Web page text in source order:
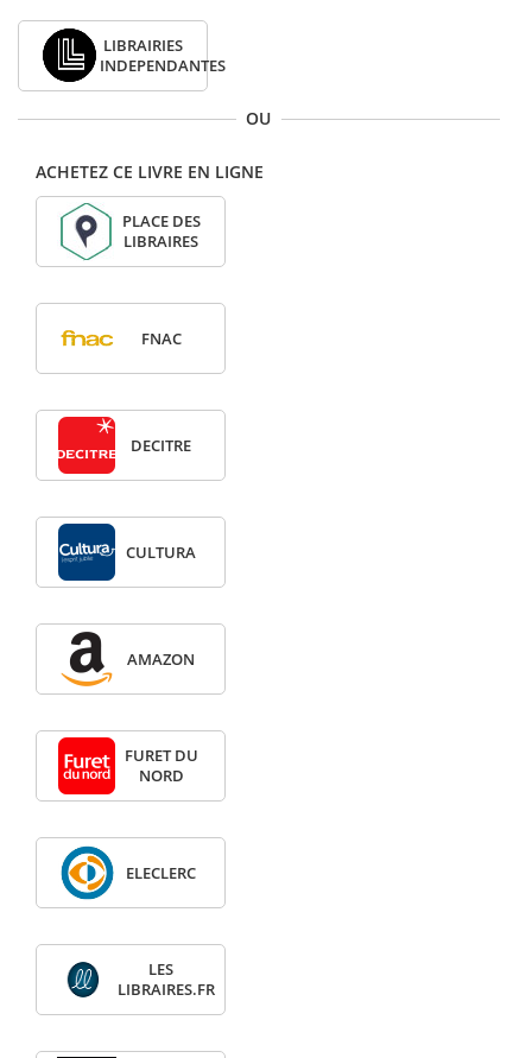
LIBRAIRIES
INDEPENDANTES
OU
ACHETEZ CE LIVRE EN LIGNE
PLACE DES
LIBRAIRES
FNAC
DECITRE
CULTURA
AMAZON
FURET DU
NORD
ELECLERC
LES
LIBRAIRES.FR